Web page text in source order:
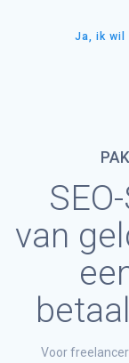
Ja, ik
van
Voor